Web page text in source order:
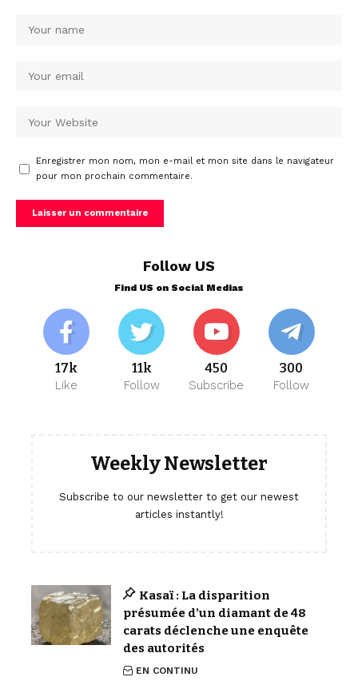
Enregistrer mon nom, mon e-mail et mon site dans le navigateur
pour mon prochain commentaire.
Follow US
Find US on Social Medias
17k
Like
11k
Follow
450
Subscribe
300
Follow
Weekly Newsletter
Subscribe to our newsletter to get our newest
articles instantly!
Kasaï : La disparition
présumée d’un diamant de 48
carats déclenche une enquête
des autorités
EN CONTINU